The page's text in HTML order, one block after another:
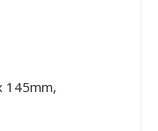
145mm,